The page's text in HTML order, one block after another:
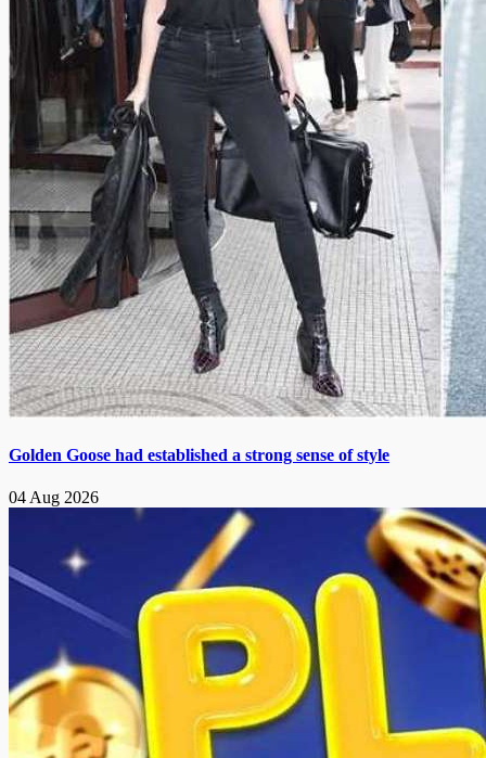
Golden Goose had established a strong sense of style
04 Aug 2026